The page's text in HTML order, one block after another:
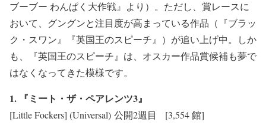
ブーブー わんぱく大作戦』より）。ただし、賞レースに
おいて、グングンと注目度が高まっている作品（『ブラッ
ク・スワン』『英国王のスピーチ』）が追い上げ中。しか
も、『英国王のスピーチ』は、オスカー作品賞候補も夢で
はなくなってきた模様です。
1. 『ミート・ザ・ペアレンツ3』
[Little Fockers] (Universal) 公開2週目 [3,554 館]